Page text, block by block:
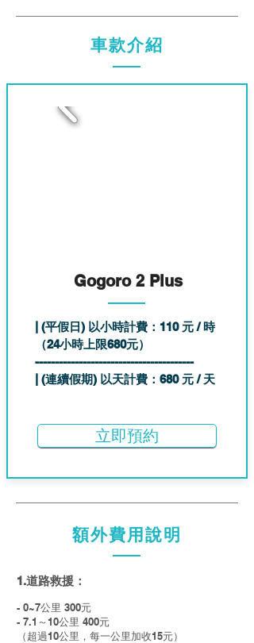
車款介紹
Gogoro 2 Plus
| (平假日) 以小時計費：110 元 / 時
（24小時上限680元）
----------------------------------------
| (連續假期) 以天計費：680 元 / 天
立即預約
額外費用說明
1.道路救援：
- 0~7公里 300元
- 7.1～10公里 400元
​（超過10公里，每一公里加收15元）